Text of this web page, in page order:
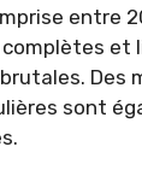
entre
et
Des
sont